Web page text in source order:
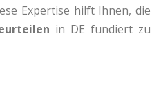
Expertise hilft Ihnen, die
in DE fundiert zu